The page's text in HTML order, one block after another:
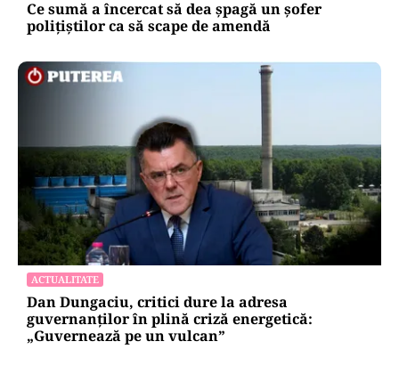
Ce sumă a încercat să dea șpagă un șofer
polițiștilor ca să scape de amendă
ACTUALITATE
Dan Dungaciu, critici dure la adresa
guvernanților în plină criză energetică:
„Guvernează pe un vulcan”